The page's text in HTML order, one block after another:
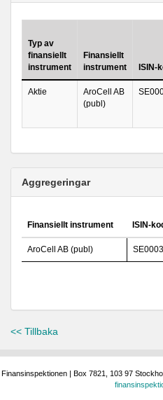
Typ av
finansiellt
instrument
Finansiellt
instrument
ISIN-
Aktie
AroCell AB
(publ)
Aggregeringar
Finansiellt instrument ISIN-
AroCell AB (publ)
<< Tillbaka
Finansinspektionen | Box 7821, 103 97